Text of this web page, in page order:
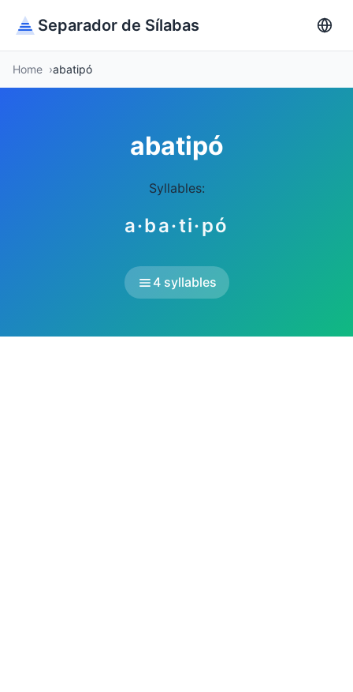
Separador de Sílabas
Home abatipó
abatipó
Syllables:
a·ba·ti·pó
4 syllables